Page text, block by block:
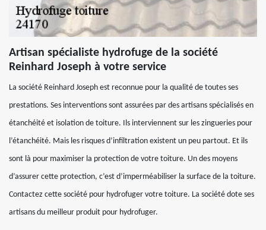
Artisan spécialiste hydrofuge de la société
Reinhard Joseph à votre service
La société Reinhard Joseph est reconnue pour la qualité de toutes ses
prestations. Ses interventions sont assurées par des artisans spécialisés en
étanchéité et isolation de toiture. Ils interviennent sur les zingueries pour
l’étanchéité. Mais les risques d’infiltration existent un peu partout. Et ils
sont là pour maximiser la protection de votre toiture. Un des moyens
d’assurer cette protection, c’est d’imperméabiliser la surface de la toiture.
Contactez cette société pour hydrofuger votre toiture. La société dote ses
artisans du meilleur produit pour hydrofuger.